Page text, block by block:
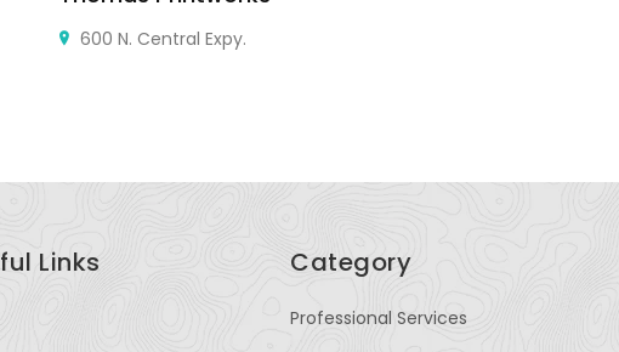
600 N. Central Expy.
Links Category
Professional Services